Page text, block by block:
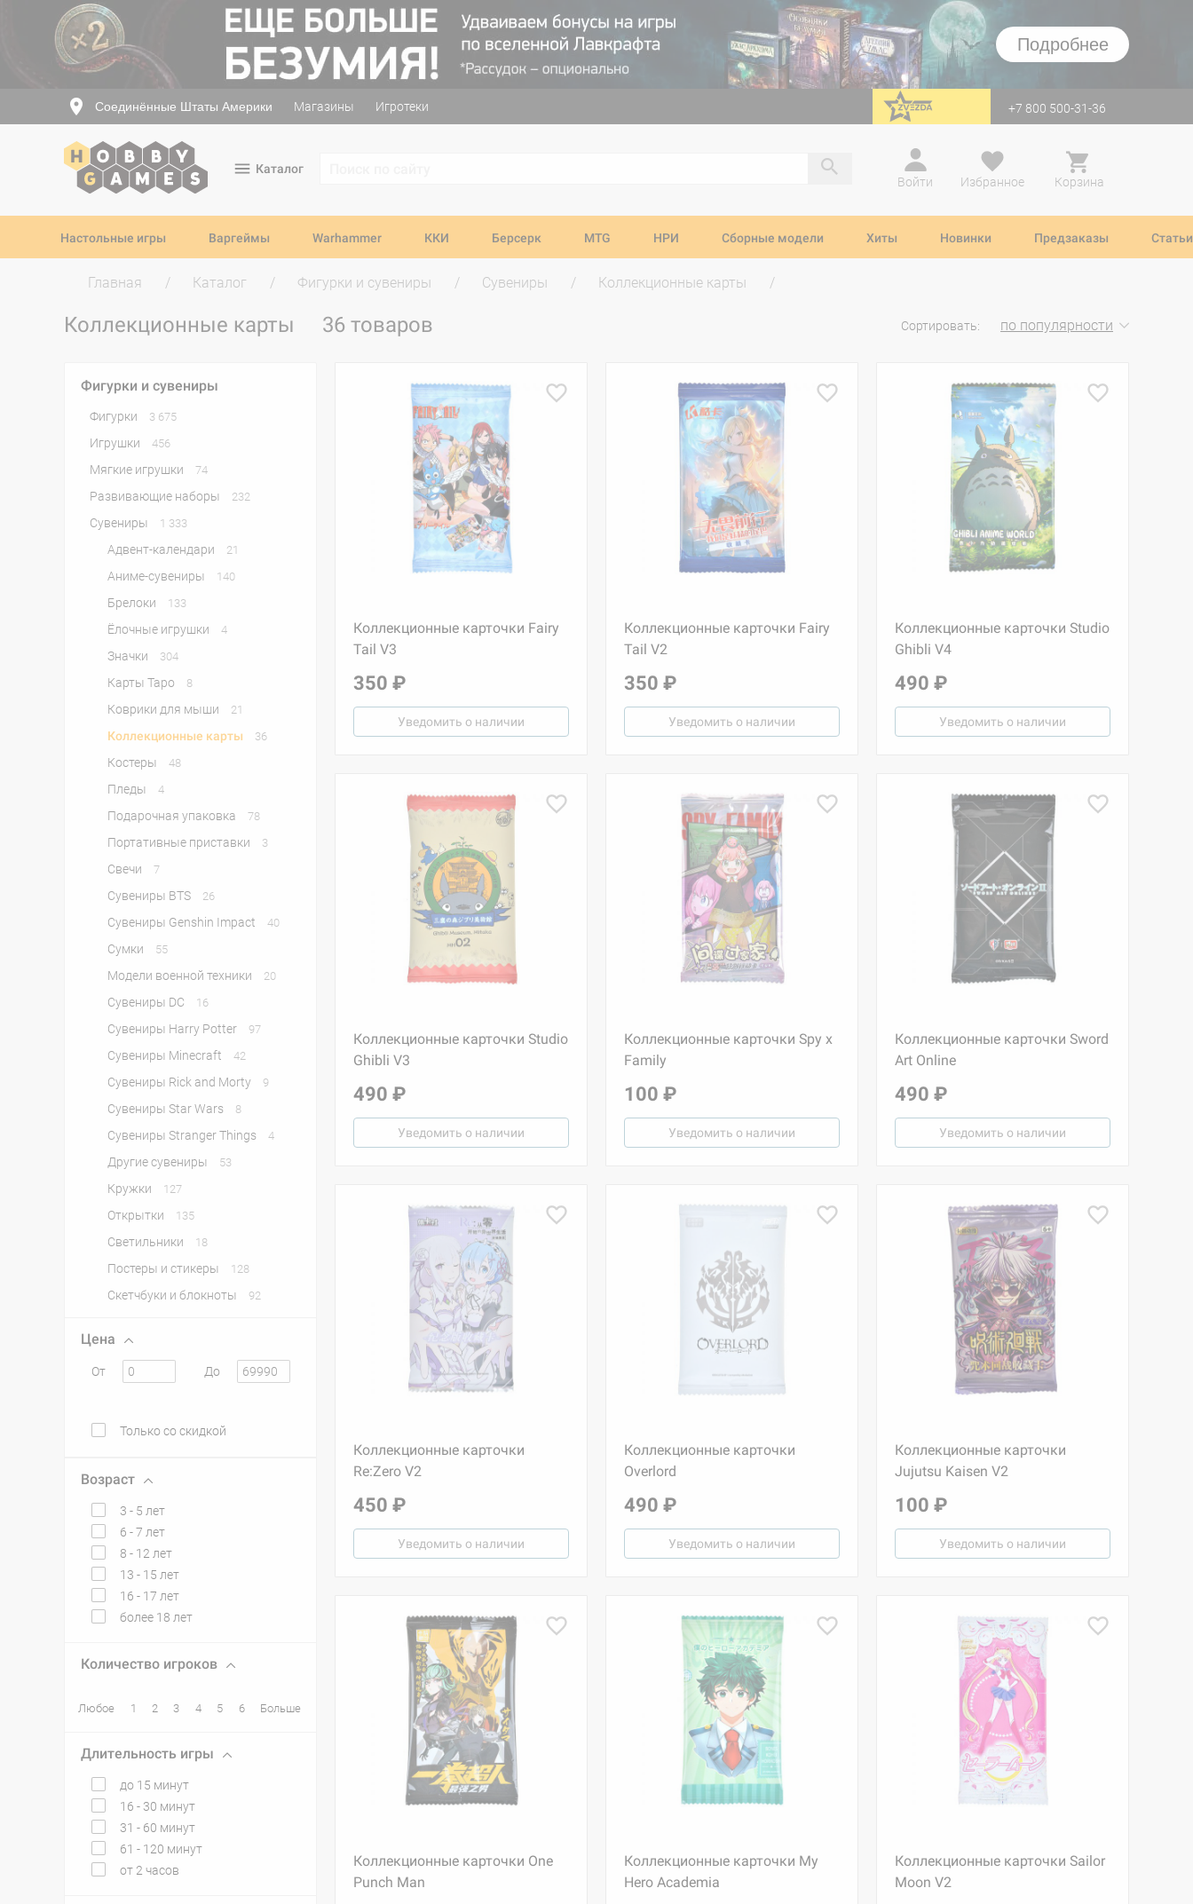
Подробнее
Соединённые Штаты Америки Магазины Игротеки перейти на Zvezda +7 800 500-31-36
Каталог
Войти
Избранное Корзина
Настольные игры Варгеймы Warhammer ККИ Берсерк MTG НРИ Сборные модели Хиты Новинки Предзаказы Статьи
Главная Каталог Фигурки и сувениры Сувениры Коллекционные карты
Коллекционные карты 36 товаров Сортировать: по популярности
Фигурки и сувениры
Фигурки 3 675
Игрушки 456
Мягкие игрушки 74
Развивающие наборы 232
Сувениры 1 333
Адвент-календари 21
Аниме-сувениры 140
Брелоки 133
Ёлочные игрушки 4
Значки 304
Карты Таро 8
Коврики для мыши 21
Коллекционные карты 36
Костеры 48
Пледы 4
Подарочная упаковка 78
Портативные приставки 3
Свечи 7
Сувениры BTS 26
Сувениры Genshin Impact 40
Сумки 55
Модели военной техники 20
Сувениры DC 16
Сувениры Harry Potter 97
Сувениры Minecraft 42
Сувениры Rick and Morty 9
Сувениры Star Wars 8
Сувениры Stranger Things 4
Другие сувениры 53
Кружки 127
Открытки 135
Светильники 18
Постеры и стикеры 128
Скетчбуки и блокноты 92
Цена
От До
Только со скидкой
Возраст
3 - 5 лет
6 - 7 лет
8 - 12 лет
13 - 15 лет
16 - 17 лет
более 18 лет
Количество игроков
Любое 1 2 3 4 5 6 Больше
Длительность игры
до 15 минут
16 - 30 минут
31 - 60 минут
61 - 120 минут
от 2 часов
Коллекционные карточки Fairy
Tail V3
350 ₽
Уведомить о наличии
Коллекционные карточки Fairy
Tail V2
350 ₽
Уведомить о наличии
Коллекционные карточки Studio
Ghibli V4
490 ₽
Уведомить о наличии
Коллекционные карточки Studio
Ghibli V3
490 ₽
Уведомить о наличии
Коллекционные карточки Spy x
Family
100 ₽
Уведомить о наличии
Коллекционные карточки Sword
Art Online
490 ₽
Уведомить о наличии
Коллекционные карточки
Re:Zero V2
450 ₽
Уведомить о наличии
Коллекционные карточки
Overlord
490 ₽
Уведомить о наличии
Коллекционные карточки
Jujutsu Kaisen V2
100 ₽
Уведомить о наличии
Коллекционные карточки One
Punch Man
Коллекционные карточки My
Hero Academia
Коллекционные карточки Sailor
Moon V2